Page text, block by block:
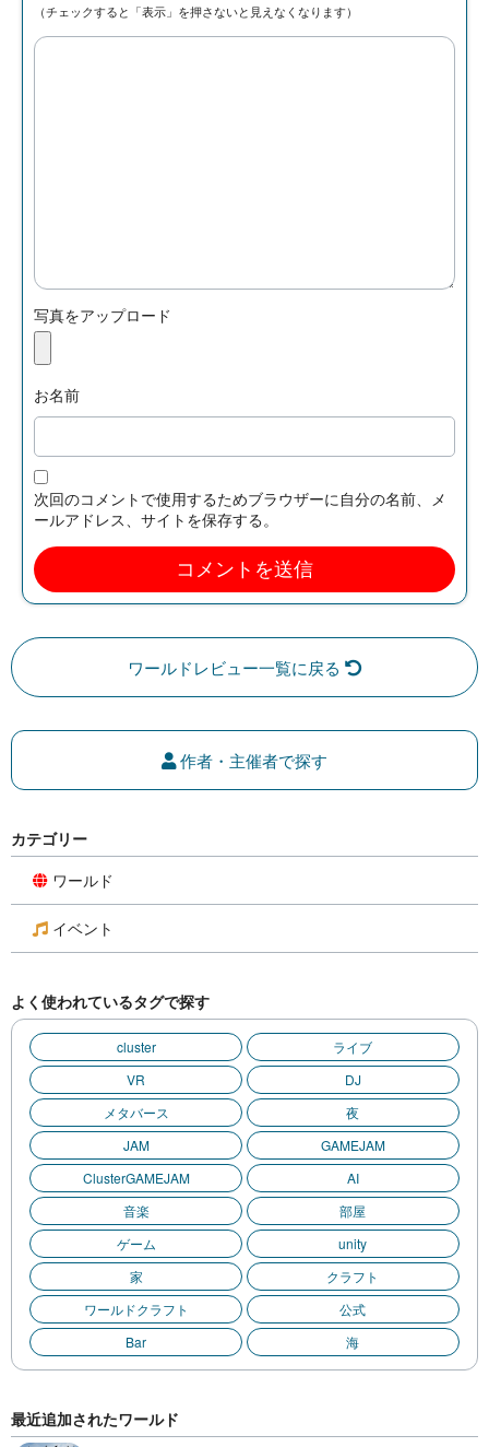
（チェックすると「表示」を押さないと見えなくなります）
写真をアップロード
お名前
次回のコメントで使用するためブラウザーに自分の名前、メ
ールアドレス、サイトを保存する。
ワールドレビュー一覧に戻る
作者・主催者で探す
カテゴリー
ワールド
イベント
よく使われているタグで探す
cluster
ライブ
VR
DJ
メタバース
夜
JAM
GAMEJAM
ClusterGAMEJAM
AI
音楽
部屋
ゲーム
unity
家
クラフト
ワールドクラフト
公式
Bar
海
最近追加されたワールド